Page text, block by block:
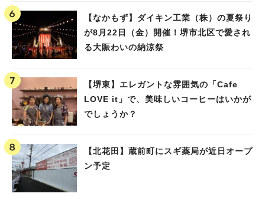
【なかもず】ダイキン工業（株）の夏祭り
が8月22日（金）開催！堺市北区で愛され
る大賑わいの納涼祭
【堺東】エレガントな雰囲気の「Cafe
LOVE it」で、美味しいコーヒーはいかが
でしょうか？
【北花田】蔵前町にスギ薬局が近日オープ
ン予定
人気のキーワード
#あなたはどっち？